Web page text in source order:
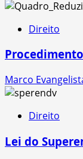
Direito
Marco
Direito
Lei do